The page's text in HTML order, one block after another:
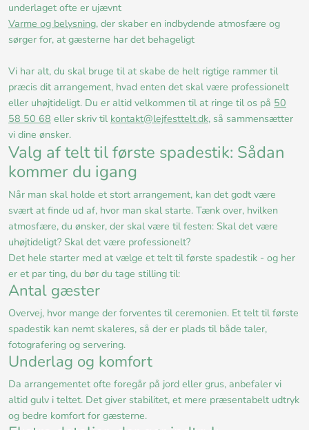
underlaget ofte er ujævnt
Varme og belysning, der skaber en indbydende atmosfære og
sørger for, at gæsterne har det behageligt
Vi har alt, du skal bruge til at skabe de helt rigtige rammer til
præcis dit arrangement, hvad enten det skal være professionelt
eller uhøjtideligt. Du er altid velkommen til at ringe til os på 50
58 50 68 eller skriv til kontakt@lejfesttelt.dk, så sammensætter
vi dine ønsker.
Valg af telt til første spadestik: Sådan
kommer du igang
Når man skal holde et stort arrangement, kan det godt være
svært at finde ud af, hvor man skal starte. Tænk over, hvilken
atmosfære, du ønsker, der skal være til festen: Skal det være
uhøjtideligt? Skal det være professionelt?
Det hele starter med at vælge et telt til første spadestik - og her
er et par ting, du bør du tage stilling til:
Antal gæster
Overvej, hvor mange der forventes til ceremonien. Et telt til første
spadestik kan nemt skaleres, så der er plads til både taler,
fotografering og servering.
Underlag og komfort
Da arrangementet ofte foregår på jord eller grus, anbefaler vi
altid gulv i teltet. Det giver stabilitet, et mere præsentabelt udtryk
og bedre komfort for gæsterne.